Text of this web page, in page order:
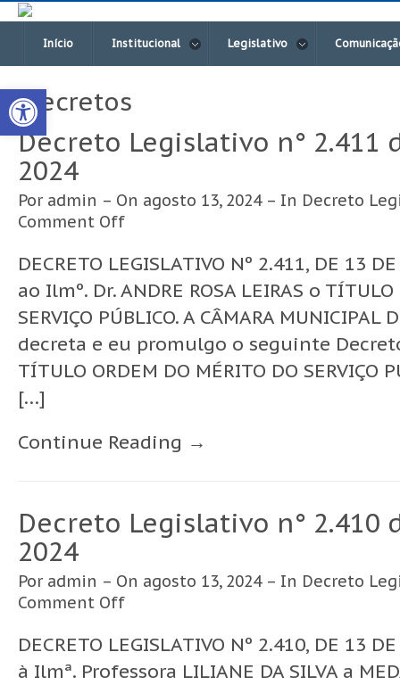
Open toolbar
Início Institucional Legislativo
Decretos
Decreto Legislativo n° 2.411
2024
Por admin – On agosto 13, 2024 – In Decreto
Comment Off
DECRETO LEGISLATIVO Nº 2.411, DE 13
ao Ilmº. Dr. ANDRE ROSA LEIRAS o
SERVIÇO PÚBLICO. A CÂMARA MUNICIPAL
decreta e eu promulgo o seguinte
TÍTULO ORDEM DO MÉRITO DO SERVIÇO
[…]
Continue Reading →
Decreto Legislativo n° 2.410
2024
Por admin – On agosto 13, 2024 – In Decreto
Comment Off
DECRETO LEGISLATIVO Nº 2.410, DE 13
à Ilmª. Professora LILIANE DA SILVA a